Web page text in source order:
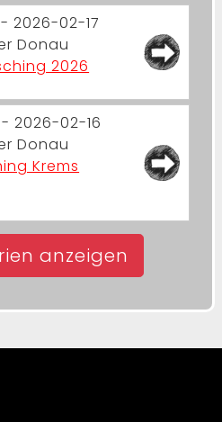
2026-02-17
Donau
2026
2026-02-16
Donau
Krems
anzeigen